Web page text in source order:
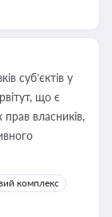
суб’єктів у
що є
власників,
комплекс